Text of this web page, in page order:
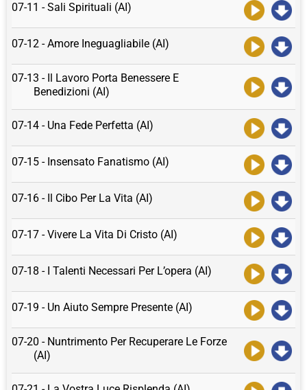
07-11 - Sali Spirituali (AI)
07-12 - Amore Ineguagliabile (AI)
07-13 - Il Lavoro Porta Benessere E
Benedizioni (AI)
07-14 - Una Fede Perfetta (AI)
07-15 - Insensato Fanatismo (AI)
07-16 - Il Cibo Per La Vita (AI)
07-17 - Vivere La Vita Di Cristo (AI)
07-18 - I Talenti Necessari Per L’opera (AI)
07-19 - Un Aiuto Sempre Presente (AI)
07-20 - Nuntrimento Per Recuperare Le Forze
(AI)